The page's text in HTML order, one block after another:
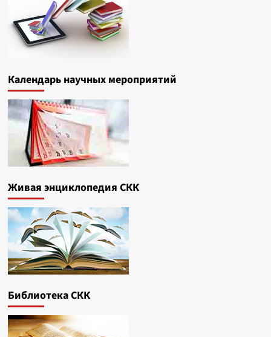
Календарь научных мероприятий
Живая энциклопедия СКК
Библиотека СКК